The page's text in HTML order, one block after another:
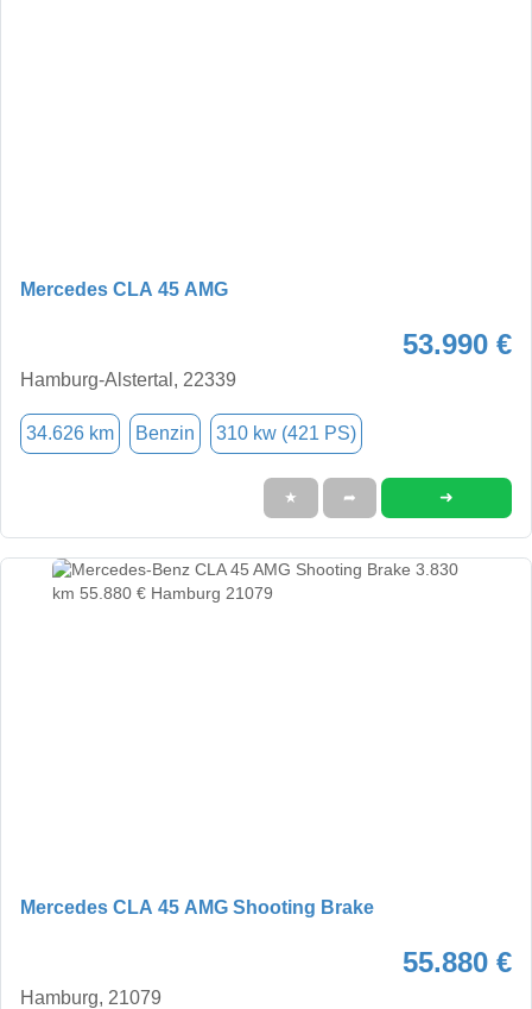
Mercedes CLA 45 AMG
53.990 €
Hamburg-Alstertal, 22339
34.626 km Benzin 310 kw (421 PS)
★ ➦ ➜
Mercedes CLA 45 AMG Shooting Brake
55.880 €
Hamburg, 21079